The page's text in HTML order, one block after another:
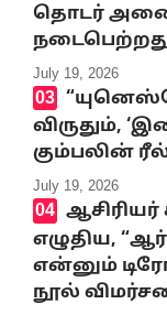
தொடர்
July 19, 2026
விருதும்,
கும்பலின்
July 19, 2026
எழுதிய,
என்னும்
நூல்